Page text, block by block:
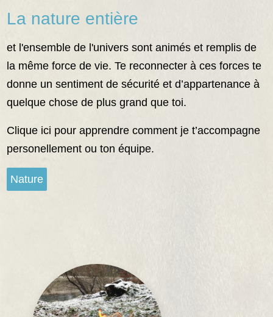
La nature entière
et l'ensemble de l'univers sont animés et remplis de
la même force de vie. Te reconnecter à ces forces te
donne un sentiment de sécurité et d’appartenance à
quelque chose de plus grand que toi.
Clique ici pour apprendre comment je t’accompagne
personellement ou ton équipe.
Nature